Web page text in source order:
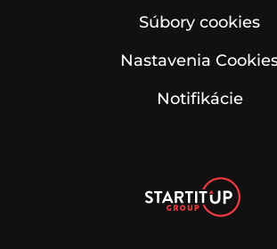
Súbory cookies
Nastavenia
Notifikácie